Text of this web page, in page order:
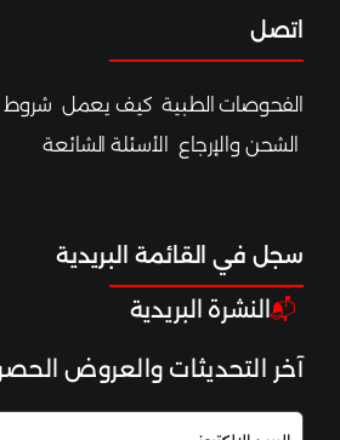
اتصل
الفحوصات الطبية كيف يعمل شروط
الشحن والإرجاع
الأسئلة الشائعة
سجل في القائمة البريدية
📬النشرة البريدية
آخر التحديثات والعروض